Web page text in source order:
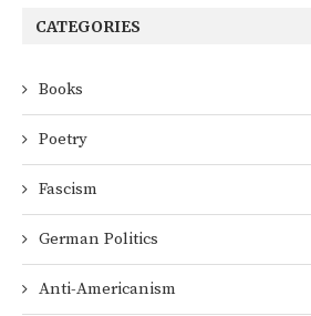
CATEGORIES
Books
Poetry
Fascism
German Politics
Anti-Americanism